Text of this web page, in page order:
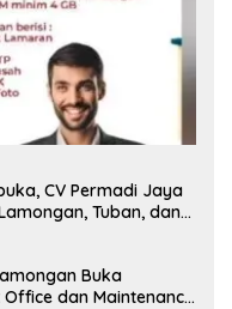
CV Permadi Jaya
Tuban, dan
Buka
dan Maintenance